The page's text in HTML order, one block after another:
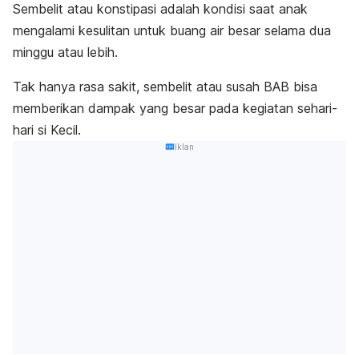
Sembelit atau konstipasi adalah kondisi saat anak
mengalami kesulitan untuk buang air besar selama dua
minggu atau lebih.
Tak hanya rasa sakit, sembelit atau susah BAB bisa
memberikan dampak yang besar pada kegiatan sehari-
hari si Kecil.
Iklan